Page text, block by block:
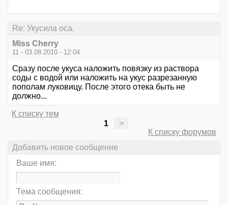
Re: Укусила оса.
Miss Cherry
11 - 03.08.2010 - 12:04
Сразу после укуса наложить повязку из раствора
соды с водой или наложить на укус разрезанную
пополам луковицу. После этого отека быть не
должно...
К списку тем
1
>
К списку форумов
Добавить новое сообщение
Ваше имя:
Тема сообщения: